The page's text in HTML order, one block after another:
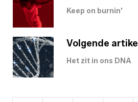
Keep on burnin'
Volgende artikel
Het zit in ons DNA